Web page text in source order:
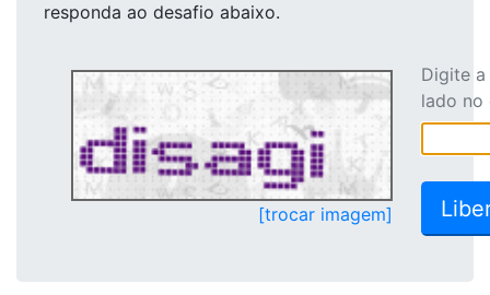
responda ao desafio abaixo.
[trocar imagem]
Digite
lado no